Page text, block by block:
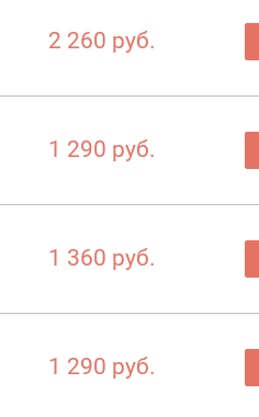
2 260 руб.
1 290 руб.
1 360 руб.
1 290 руб.